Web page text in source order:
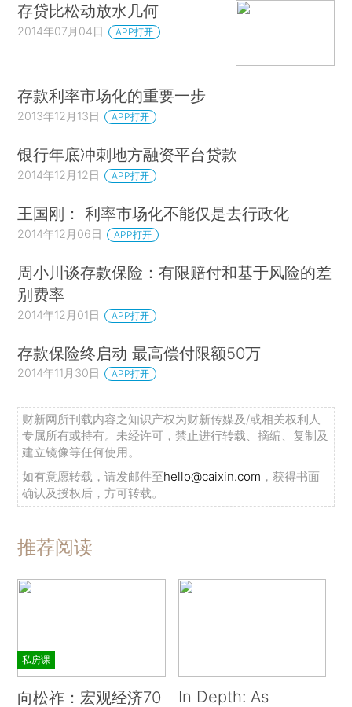
存贷比松动放水几何
2014年07月04日 APP打开
存款利率市场化的重要一步
2013年12月13日 APP打开
银行年底冲刺地方融资平台贷款
2014年12月12日 APP打开
王国刚： 利率市场化不能仅是去行政化
2014年12月06日 APP打开
周小川谈存款保险：有限赔付和基于风险的差
别费率
2014年12月01日 APP打开
存款保险终启动 最高偿付限额50万
2014年11月30日 APP打开
财新网所刊载内容之知识产权为财新传媒及/或相关权利人
专属所有或持有。未经许可，禁止进行转载、摘编、复制及
建立镜像等任何使用。
如有意愿转载，请发邮件至hello@caixin.com ，获得书面
确认及授权后，方可转载。
推荐阅读
私房课
向松祚：宏观经济70
In Depth: As